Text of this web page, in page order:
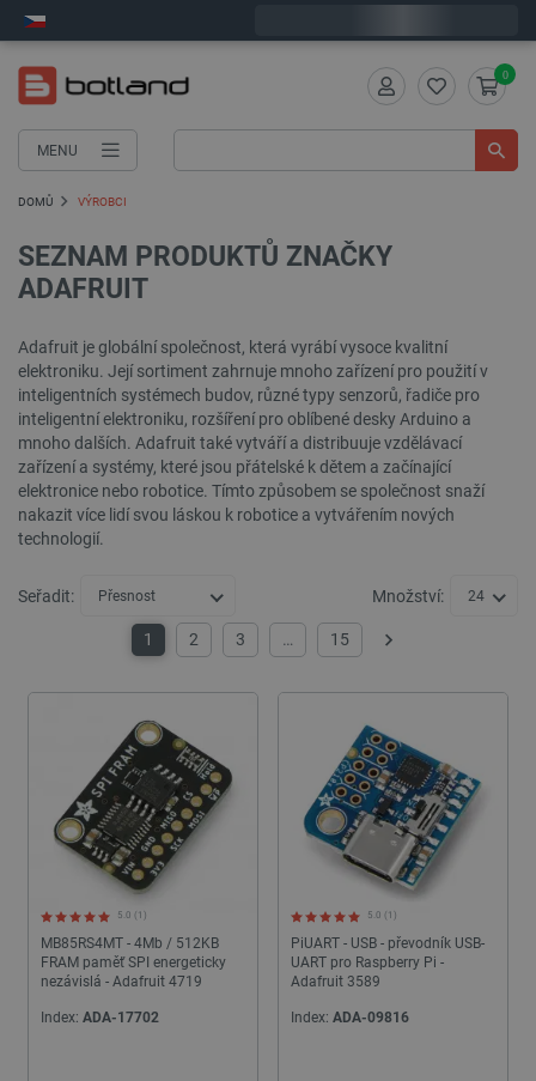
MENU
0
DOMŮ VÝROBCI
SEZNAM PRODUKTŮ ZNAČKY
ADAFRUIT
Adafruit je globální společnost, která vyrábí vysoce kvalitní
elektroniku. Její sortiment zahrnuje mnoho zařízení pro použití v
inteligentních systémech budov, různé typy senzorů, řadiče pro
inteligentní elektroniku, rozšíření pro oblíbené desky Arduino a
mnoho dalších. Adafruit také vytváří a distribuuje vzdělávací
zařízení a systémy, které jsou přátelské k dětem a začínající
elektronice nebo robotice. Tímto způsobem se společnost snaží
nakazit více lidí svou láskou k robotice a vytvářením nových
technologií.
Seřadit: Přesnost Množství: 24
1 2 3 … 15 Další
MB85RS4MT - 4Mb / 512KB
FRAM paměť SPI energeticky
nezávislá - Adafruit 4719
5.0 (1)
Index: ADA-17702
PiUART - USB - převodník USB-
UART pro Raspberry Pi -
Adafruit 3589
5.0 (1)
Index: ADA-09816